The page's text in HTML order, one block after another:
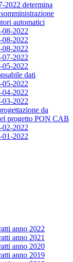
2022 determina
automatici
2022
2022
2022
2022
2022
dati
2022
2022
2022
da
progetto PON CAB
2022
2022
anno 2022
anno 2021
anno 2020
anno 2019